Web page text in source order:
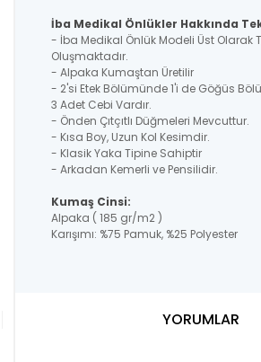
İba Medikal Önlükler Hakkında
- İba Medikal Önlük Modeli Üst Olarak
Oluşmaktadır.
- Alpaka Kumaştan Üretilir
- 2'si Etek Bölümünde 1'i de Göğüs
3 Adet Cebi Vardır.
- Önden Çıtçıtlı Düğmeleri Mevcuttur.
- Kısa Boy, Uzun Kol Kesimdir.
- Klasik Yaka Tipine Sahiptir
- Arkadan Kemerli ve Pensilidir.
Kumaş Cinsi:
Alpaka ( 185 gr/m2 )
Karışımı: %75 Pamuk, %25 Polyester
YORUMLAR